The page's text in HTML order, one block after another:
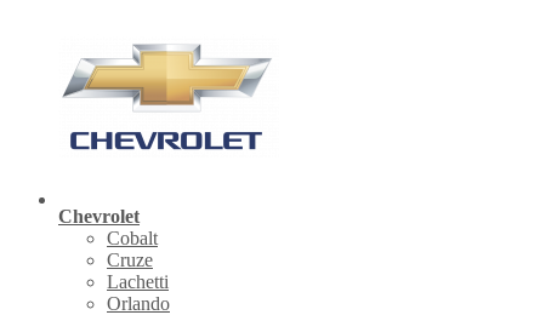
Chevrolet
Cobalt
Cruze
Lachetti
Orlando